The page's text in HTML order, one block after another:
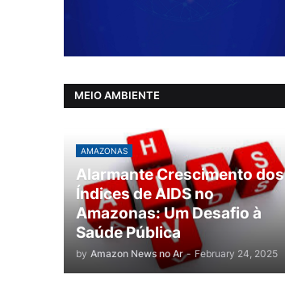
MEIO AMBIENTE
AMAZONAS
Alarmante Crescimento dos
Índices de AIDS no
Amazonas: Um Desafio à
Saúde Pública
by Amazon News no Ar - February 24, 2025